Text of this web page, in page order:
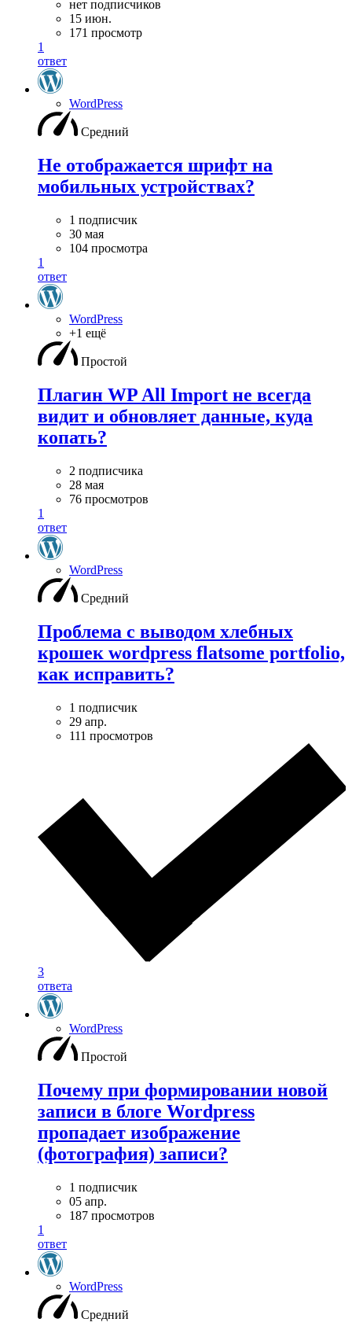
нет подписчиков
15 июн.
171 просмотр
1
ответ
WordPress
Средний
Не отображается шрифт на
мобильных устройствах?
1 подписчик
30 мая
104 просмотра
1
ответ
WordPress
+1 ещё
Простой
Плагин WP All Import не всегда
видит и обновляет данные, куда
копать?
2 подписчика
28 мая
76 просмотров
1
ответ
WordPress
Средний
Проблема с выводом хлебных
крошек wordpress flatsome portfolio,
как исправить?
1 подписчик
29 апр.
111 просмотров
3
ответа
WordPress
Простой
Почему при формировании новой
записи в блоге Wordpress
пропадает изображение
(фотография) записи?
1 подписчик
05 апр.
187 просмотров
1
ответ
WordPress
Средний